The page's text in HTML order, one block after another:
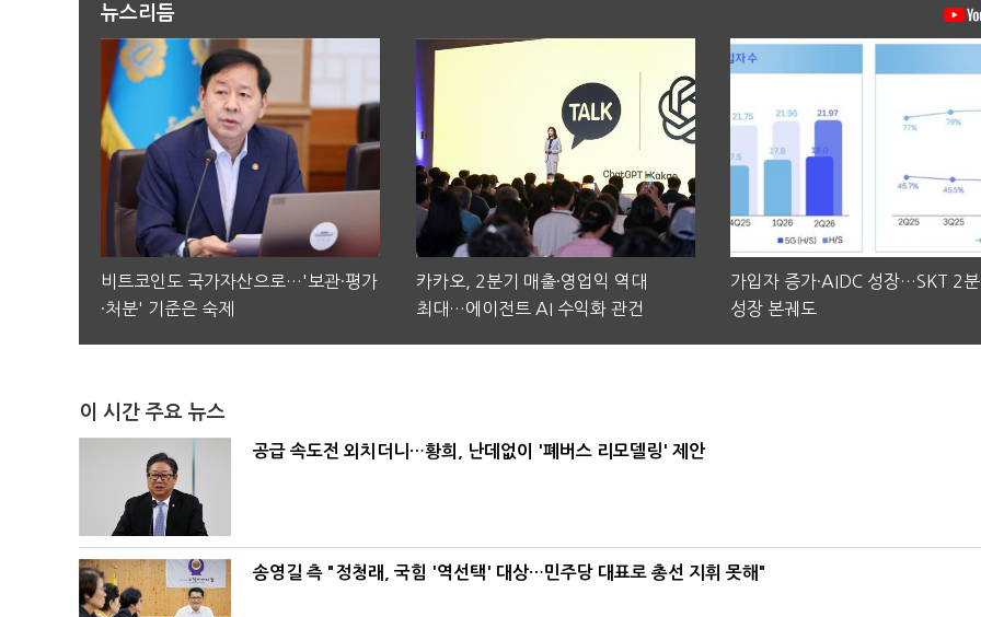
뉴스리듬
비트코인도 국가자산으로…'보관·평가
·처분' 기준은 숙제
카카오, 2분기 매출·영업익 역대
최대…에이전트 AI 수익화 관건
가입자 증가·AIDC 성장…SKT 2
성장 본궤도
이 시간 주요 뉴스
공급 속도전 외치더니…황희, 난데없이 '폐버스 리모델링' 제안
송영길 측 "정청래, 국힘 '역선택' 대상…민주당 대표로 총선 지휘 못해"